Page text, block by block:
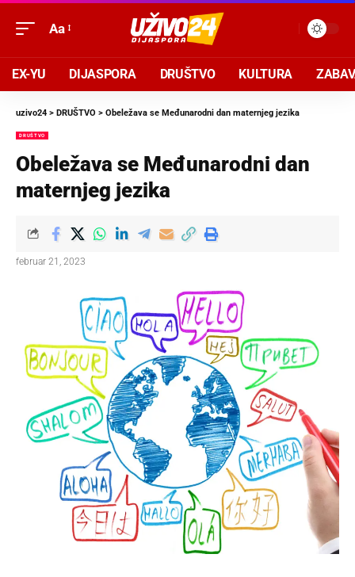
Aa
EX-YU DIJASPORA DRUŠTVO KULTURA
uzivo24 > DRUŠTVO > Obeležava se Međunarodni dan maternjeg jezika
DRUŠTVO
Obeležava se Međunarodni dan
maternjeg jezika
februar 21, 2023